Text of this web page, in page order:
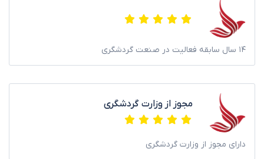
۱۴ سال سابقه فعالیت در صنعت گردشگری
مجوز از وزارت گردشگری
دارای مجوز از وزارت گردشگری